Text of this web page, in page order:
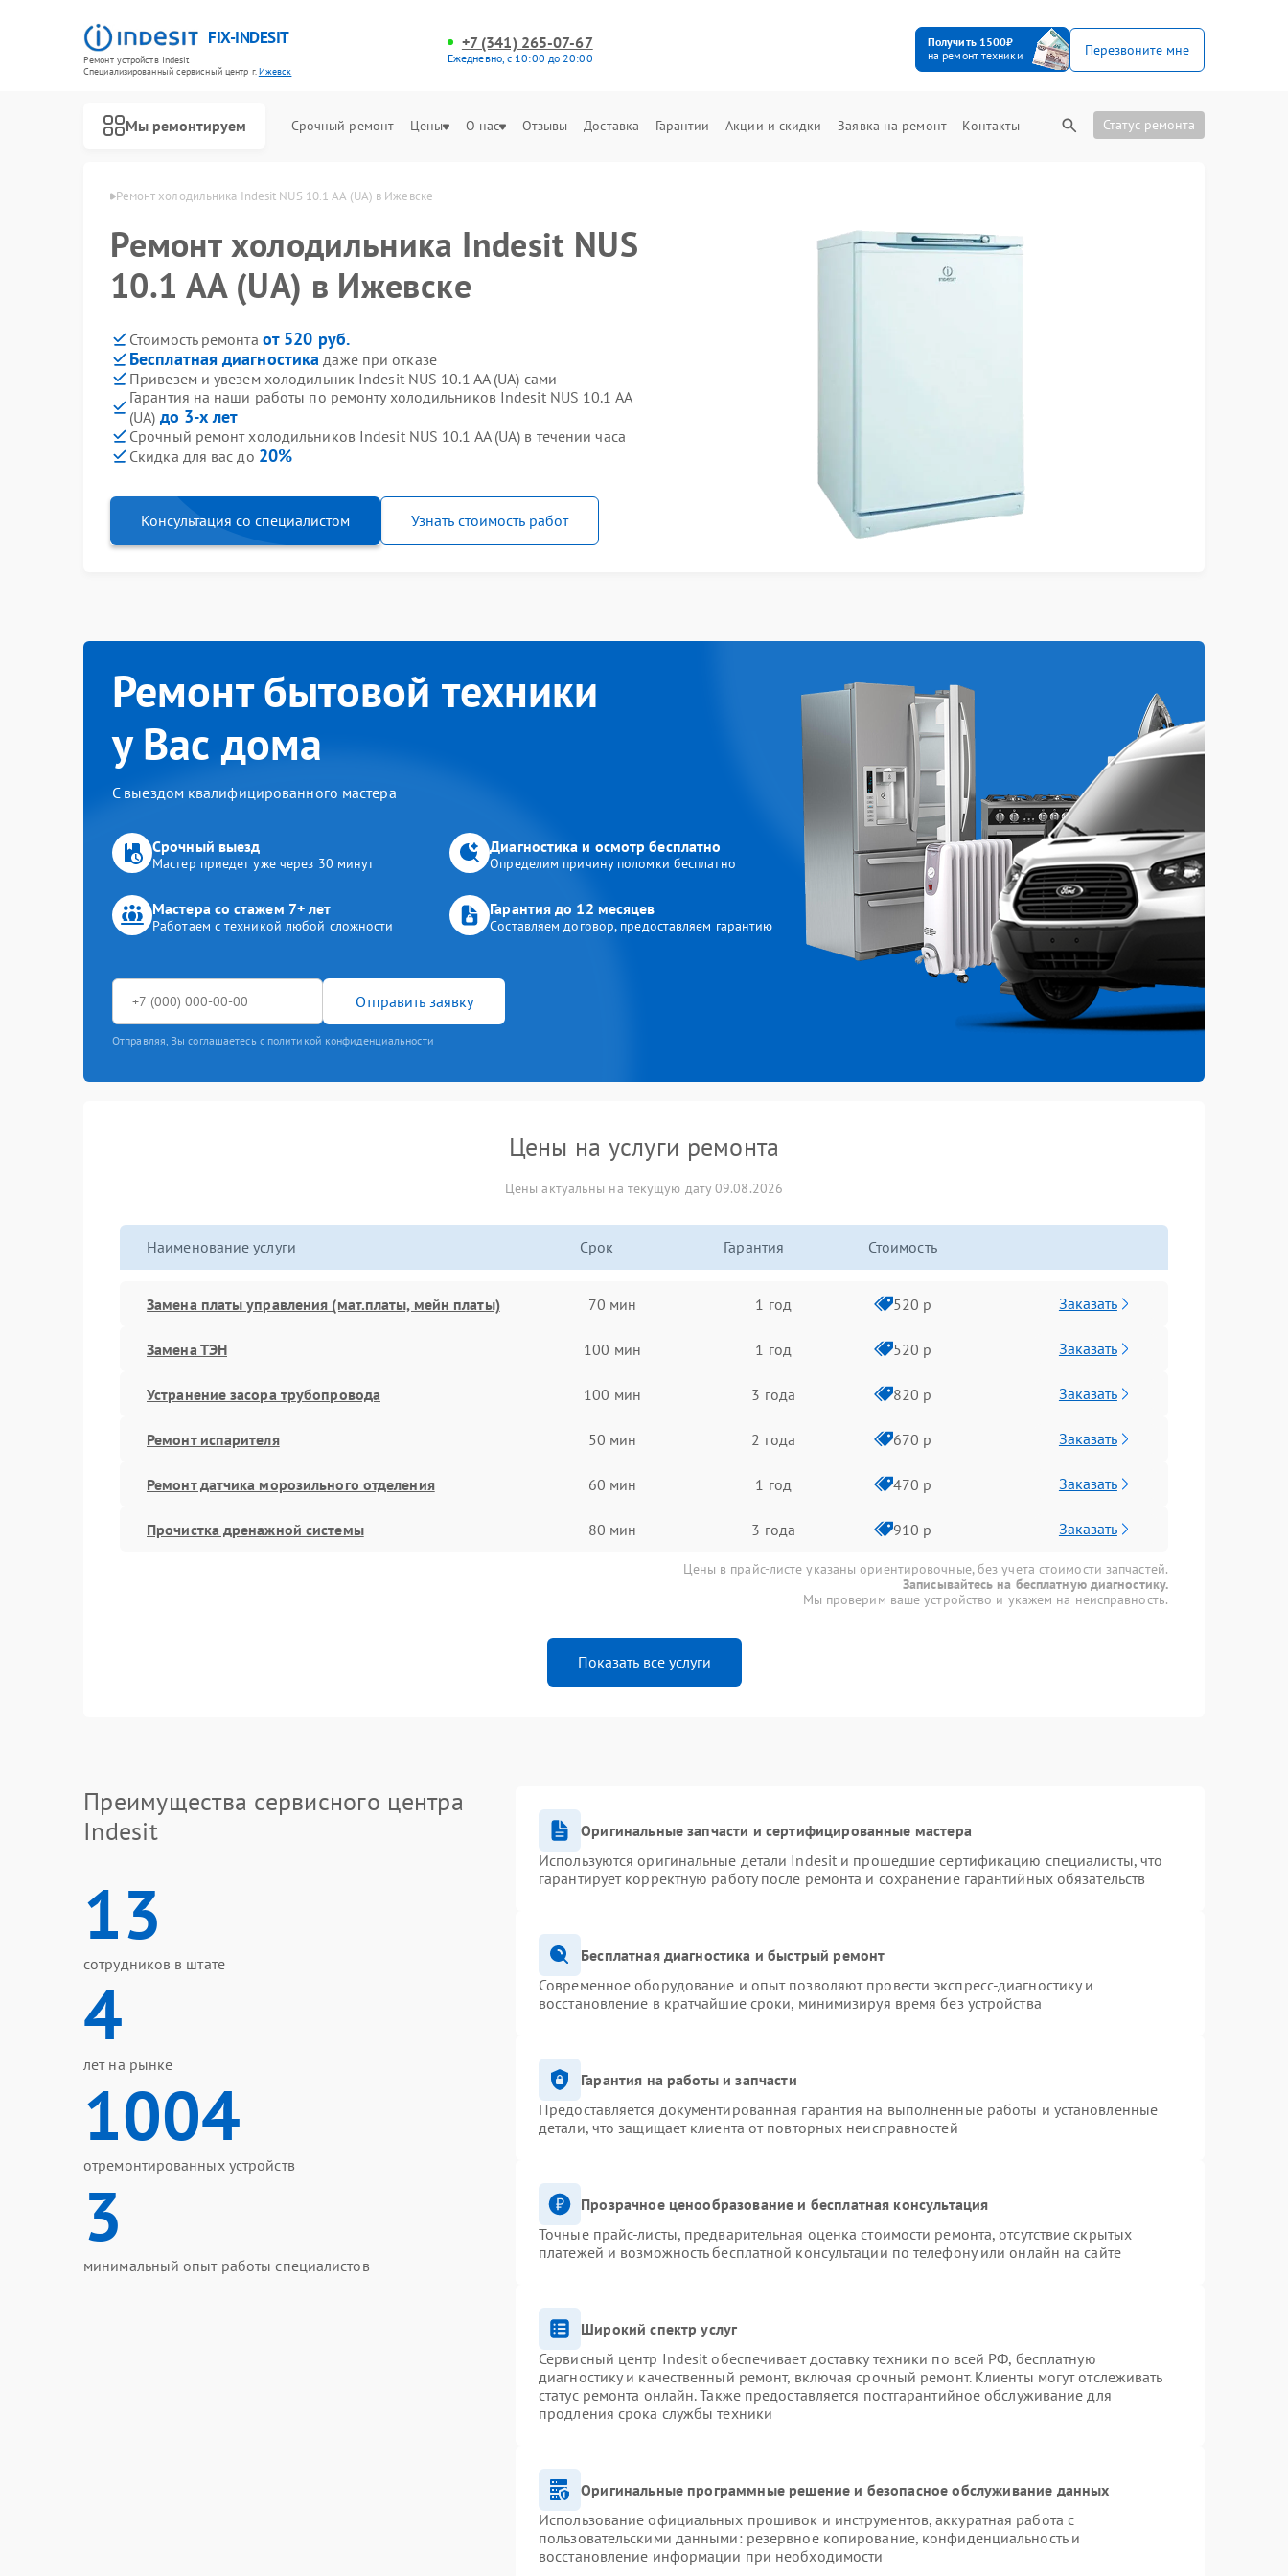
FIX-INDESIT
Ремонт устройств Indesit
Специализированный cервисный центр г.Ижевск
+7 (341) 265-07-67
Ежедневно, с 10:00 до 20:00
Получить 1500₽
на ремонт техники
Перезвоните мне
Мы ремонтируем Срочный ремонт Цены О нас Отзывы Доставка Гарантии Акции и скидки Заявка на ремонт Контакты Статус ремонта
Ремонт холодильника Indesit NUS 10.1 AA (UA) в Ижевске
Ремонт холодильника Indesit NUS
10.1 AA (UA) в Ижевске
Стоимость ремонта от 520 руб.
Бесплатная диагностика даже при отказе
Привезем и увезем холодильник Indesit NUS 10.1 AA (UA) сами
Гарантия на наши работы по ремонту холодильников Indesit NUS 10.1 AA
(UA) до 3-х лет
Срочный ремонт холодильников Indesit NUS 10.1 AA (UA) в течении часа
Скидка для вас до 20%
Консультация со специалистом Узнать стоимость работ
Ремонт бытовой техники
у Вас дома
С выездом квалифицированного мастера
Срочный выезд
Мастер приедет уже через 30 минут
Диагностика и осмотр бесплатно
Определим причину поломки бесплатно
Мастера со стажем 7+ лет
Работаем с техникой любой сложности
Гарантия до 12 месяцев
Составляем договор, предоставляем гарантию
Отправить заявку
Отправляя, Вы соглашаетесь с политикой конфиденциальности
Цены на услуги ремонта
Цены актуальны на текущую дату 09.08.2026
Наименование услуги Срок Гарантия Стоимость
Замена платы управления (мат.платы, мейн платы) 70 мин 1 год 520 р Заказать
Замена ТЭН 100 мин 1 год 520 р Заказать
Устранение засора трубопровода 100 мин 3 года 820 р Заказать
Ремонт испарителя 50 мин 2 года 670 р Заказать
Ремонт датчика морозильного отделения 60 мин 1 год 470 р Заказать
Прочистка дренажной системы 80 мин 3 года 910 р Заказать
Цены в прайс-листе указаны ориентировочные, без учета стоимости запчастей.
Записывайтесь на бесплатную диагностику.
Мы проверим ваше устройство и укажем на неисправность.
Показать все услуги
Преимущества сервисного центра
Indesit
13
сотрудников в штате
4
лет на рынке
1004
отремонтированных устройств
3
минимальный опыт работы специалистов
Оригинальные запчасти и сертифицированные мастера
Используются оригинальные детали Indesit и прошедшие сертификацию специалисты, что
гарантирует корректную работу после ремонта и сохранение гарантийных обязательств
Бесплатная диагностика и быстрый ремонт
Современное оборудование и опыт позволяют провести экспресс-диагностику и
восстановление в кратчайшие сроки, минимизируя время без устройства
Гарантия на работы и запчасти
Предоставляется документированная гарантия на выполненные работы и установленные
детали, что защищает клиента от повторных неисправностей
Прозрачное ценообразование и бесплатная консультация
Точные прайс-листы, предварительная оценка стоимости ремонта, отсутствие скрытых
платежей и возможность бесплатной консультации по телефону или онлайн на сайте
Широкий спектр услуг
Сервисный центр Indesit обеспечивает доставку техники по всей РФ, бесплатную
диагностику и качественный ремонт, включая срочный ремонт. Клиенты могут отслеживать
статус ремонта онлайн. Также предоставляется постгарантийное обслуживание для
продления срока службы техники
Оригинальные программные решение и безопасное обслуживание данных
Использование официальных прошивок и инструментов, аккуратная работа с
пользовательскими данными: резервное копирование, конфиденциальность и
восстановление информации при необходимости